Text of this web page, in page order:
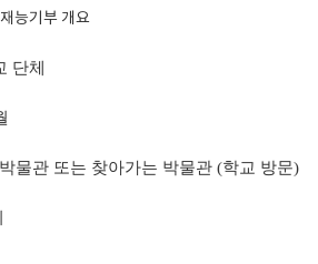
능기부 개요
단체
물관 또는 찾아가는 박물관 (학교 방문)